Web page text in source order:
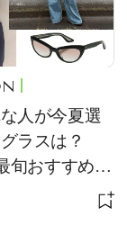
人が今夏選
ラスは？
旬おすすめサ